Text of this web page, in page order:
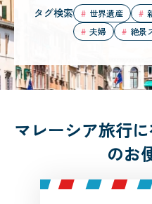
タグ検索 世界遺産
夫婦
絶景
マレーシア旅行
のお